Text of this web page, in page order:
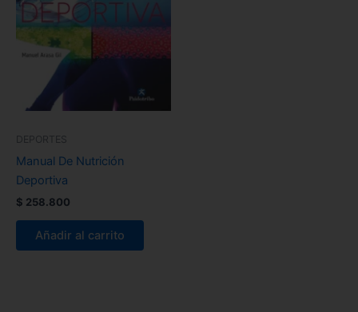
DEPORTES
Manual De Nutrición
Deportiva
$ 258.800
Añadir al carrito